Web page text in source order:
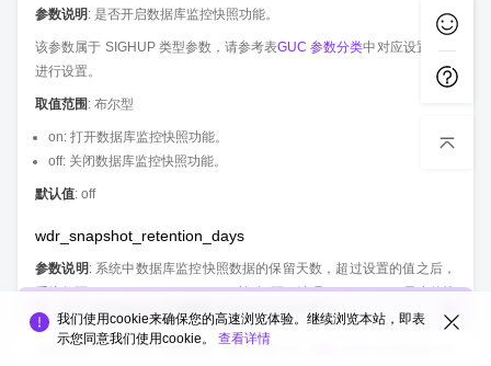
参数说明 : 是否开启数据库监控快照功能。
该参数属于 SIGHUP 类型参数，请参考表GUC 参数分类中对应设置方法
进行设置。
取值范围 : 布尔型
on: 打开数据库监控快照功能。
off: 关闭数据库监控快照功能。
默认值: off
wdr_snapshot_retention_days
参数说明 : 系统中数据库监控快照数据的保留天数，超过设置的值之后，
系统每隔 wdr_snapshot_interval 时间间隔，清理 snapshot_id 最小的快
照数据。
该参数属于 SIGHUP 类型参数，请参考表
您对 openGauss互动版块 的整体满意度如何？
我们使用cookie来确保您的高速浏览体验。继续浏览本站，即表
示您同意我们使用cookie。 查看详情